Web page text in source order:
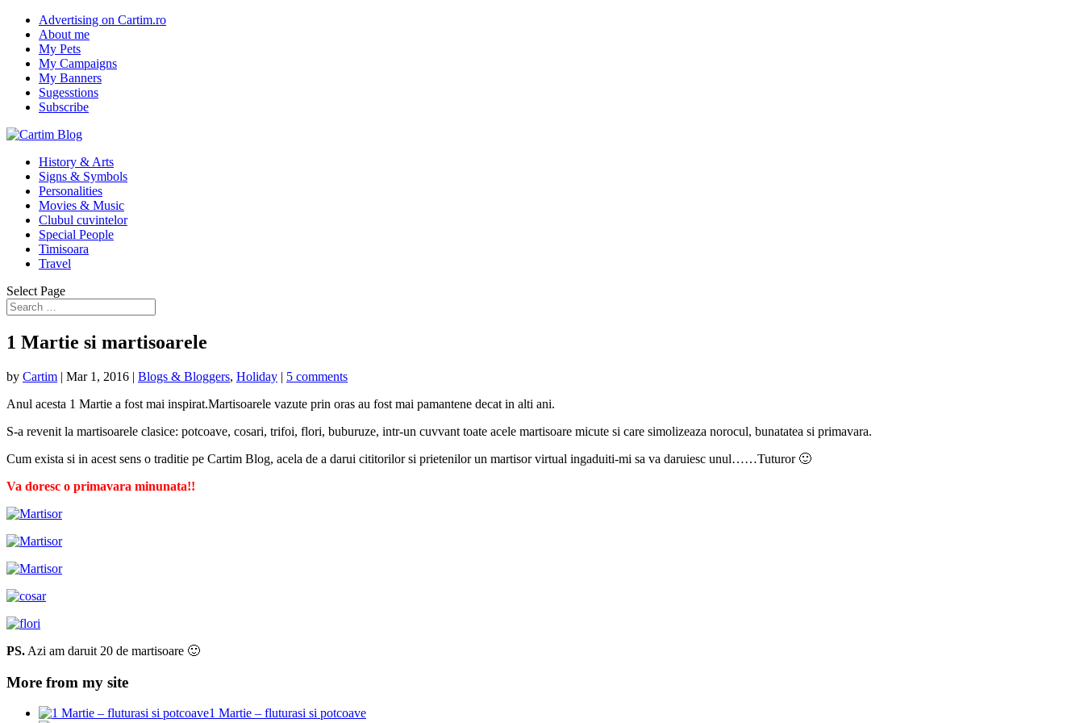
Advertising on Cartim.ro
About me
My Pets
My Campaigns
My Banners
Sugesstions
Subscribe
History & Arts
Signs & Symbols
Personalities
Movies & Music
Clubul cuvintelor
Special People
Timisoara
Travel
Select Page
1 Martie si martisoarele
by Cartim | Mar 1, 2016 | Blogs & Bloggers, Holiday | 5 comments
Anul acesta 1 Martie a fost mai inspirat.Martisoarele vazute prin oras au fost mai pamantene decat in alti ani.
S-a revenit la martisoarele clasice: potcoave, cosari, trifoi, flori, buburuze, intr-un cuvvant toate acele martisoare micute si care simolizeaza norocul, bunatatea si primavara.
Cum exista si in acest sens o traditie pe Cartim Blog, acela de a darui cititorilor si prietenilor un martisor virtual ingaduiti-mi sa va daruiesc unul……Tuturor 🙂
Va doresc o primavara minunata!!
PS. Azi am daruit 20 de martisoare 🙂
More from my site
1 Martie – fluturasi si potcoave